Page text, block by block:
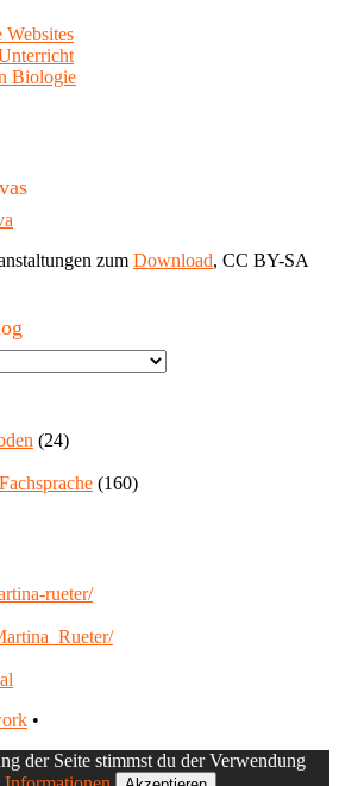
Websites
Biologie
zum Download, CC BY-SA
(24)
(160)
rueter/
•
der Seite stimmst du der Verwendung